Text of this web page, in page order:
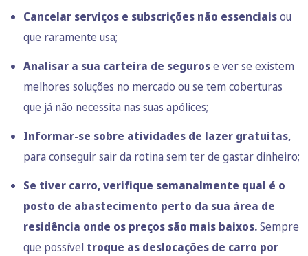
Cancelar serviços e subscrições não essenciaisou
que raramente usa;
Analisar a sua carteira de segurose ver se existem
melhores soluções no mercado ou se tem coberturas
que já não necessita nas suas apólices;
Informar-se sobre atividades de lazer gratuitas,
para conseguir sair da rotina sem ter de gastar dinheiro;
Se tiver carro, verifique semanalmente qual é o
posto de abastecimento perto da sua área de
residência onde os preços são mais baixos.Sempre
que possível troque as deslocações de carro por